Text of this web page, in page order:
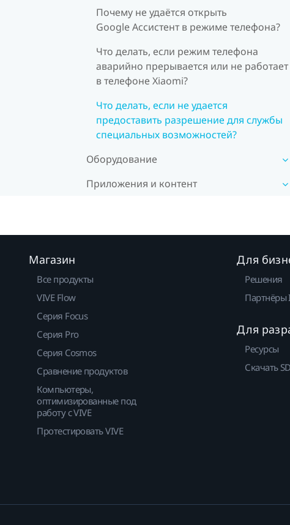
Почему не удаётся открыть
Google Ассистент в режиме телефона?
Что делать, если режим телефона
аварийно прерывается или не работает
в телефоне Xiaomi?
Что делать, если не удается
предоставить разрешение для службы
специальных возможностей?
Оборудование
Приложения и контент
Магазин
Все продукты
VIVE Flow
Серия Focus
Серия Pro
Серия Cosmos
Сравнение продуктов
Компьютеры,
оптимизированные под
работу с VIVE
Протестировать VIVE
Для
Решения
Партнёры
Для
Ресурсы
Скачать